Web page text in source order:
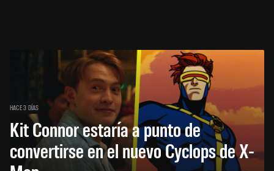
HACE 3 DÍAS
Kit Connor estaría a punto de
convertirse en el nuevo Cyclops de X-